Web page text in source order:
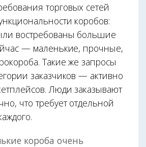
торговых сетей
коробов:
востребованы большие
— маленькие, прочные,
Такие же запросы
заказчиков — активно
Люди заказывают
что требует отдельной
короба очень